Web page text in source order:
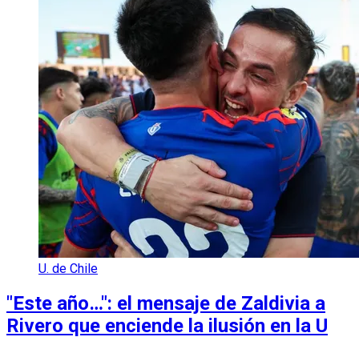
U. de Chile
"Este año…": el mensaje de Zaldivia a
Rivero que enciende la ilusión en la U